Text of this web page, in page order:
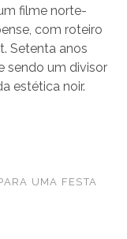
filme norte-
com roteiro
Setenta anos
sendo um divisor
estética noir.
UMA FESTA